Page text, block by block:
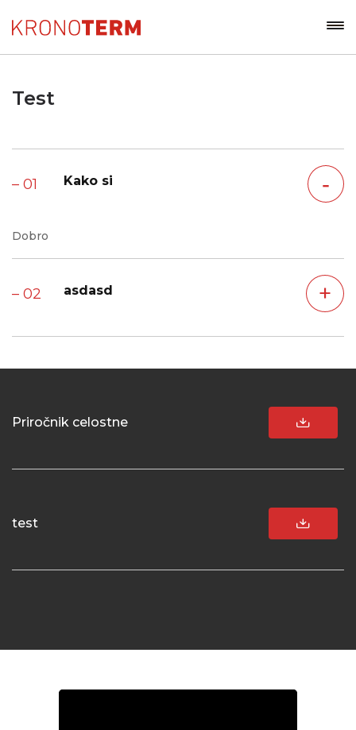
Test
– 01 Kako si ‐
Dobro
– 02 asdasd +
Priročnik celostne
test